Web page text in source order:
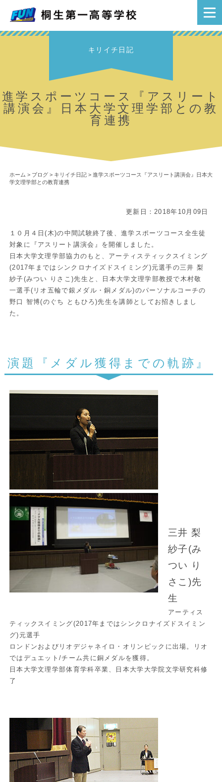
キリイチ日記
進学スポーツコース『アスリート
講演会』日本大学文理学部との教
育連携
ホーム > ブログ> キリイチ日記> 進学スポーツコース『アスリート講演会』日本大
学文理学部との教育連携
更新日：2018年10月09日
１０月４日(木)の中間試験終了後、進学スポーツコース全生徒
対象に『アスリート講演会』を開催しました。
日本大学文理学部協力のもと、アーティスティックスイミング
(2017年まではシンクロナイズドスイミング)元選手の三井 梨
紗子(みつい りさこ)先生と、日本大学文理学部教授で木村敬
一選手(リオ五輪で銀メダル・銅メダル)のパーソナルコーチの
野口 智博(のぐち ともひろ)先生を講師としてお招きしまし
た。
演題『メダル獲得までの軌跡』
三井 梨
紗子(み
つい り
さこ)先
生
アーティス
ティックスイミング(2017年まではシンクロナイズドスイミン
グ)元選手
ロンドンおよびリオデジャネイロ・オリンピックに出場。リオ
ではデュエット/チーム共に銅メダルを獲得。
日本大学文理学部体育学科卒業、日本大学大学院文学研究科修
了